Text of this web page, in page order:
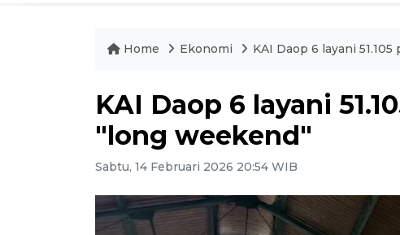
Home Ekonomi KAI Daop 6 layani
KAI Daop 6 layani
"long weekend"
Sabtu, 14 Februari 2026 20:54 WIB